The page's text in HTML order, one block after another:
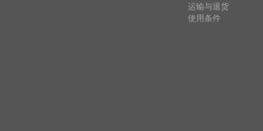
运输与退货
使用条件